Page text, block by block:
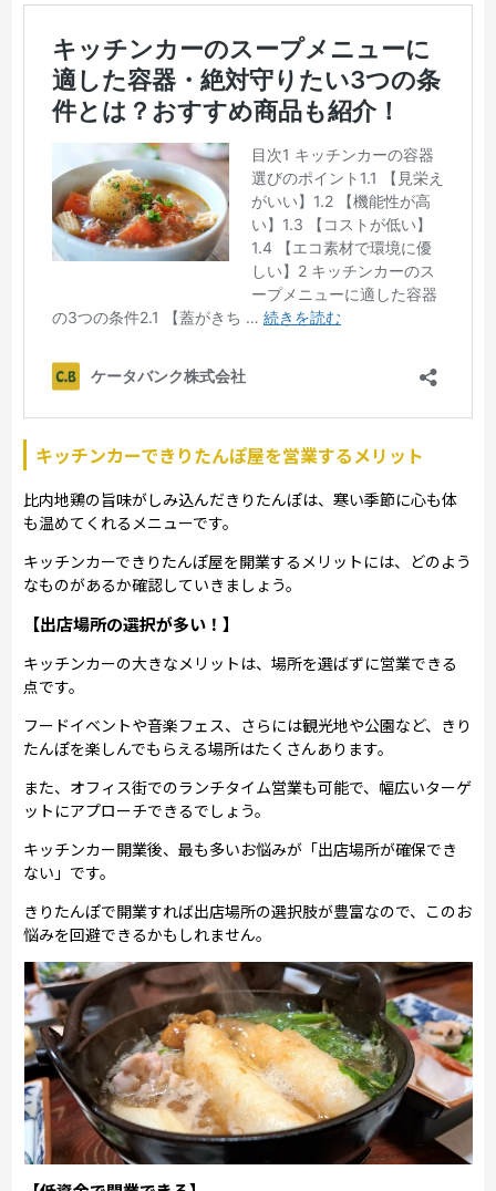
キッチンカーできりたんぽ屋を営業するメリット
比内地鶏の旨味がしみ込んだきりたんぽは、寒い季節に心も体
も温めてくれるメニューです。
キッチンカーできりたんぽ屋を開業するメリットには、どのよう
なものがあるか確認していきましょう。
【出店場所の選択が多い！】
キッチンカーの大きなメリットは、場所を選ばずに営業できる
点です。
フードイベントや音楽フェス、さらには観光地や公園など、きり
たんぽを楽しんでもらえる場所はたくさんあります。
また、オフィス街でのランチタイム営業も可能で、幅広いターゲ
ットにアプローチできるでしょう。
キッチンカー開業後、最も多いお悩みが「出店場所が確保でき
ない」です。
きりたんぽで開業すれば出店場所の選択肢が豊富なので、このお
悩みを回避できるかもしれません。